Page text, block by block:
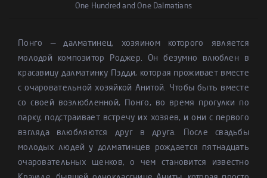
One Hundred and One Dalmatians
Понго — далматинец, хозяином которого является
молодой композитор Роджер. Он безумно влюблен в
красавицу далматинку Пэдди, которая проживает вместе
с очаровательной хозяйкой Анитой. Чтобы быть вместе
со своей возлюбленной, Понго, во время прогулки по
парку, подстраивает встречу их хозяев, и они с первого
взгляда влюбляются друг в друга. После свадьбы
молодых людей у долматинцев рождается пятнадцать
очаровательных щенков, о чем становится известно